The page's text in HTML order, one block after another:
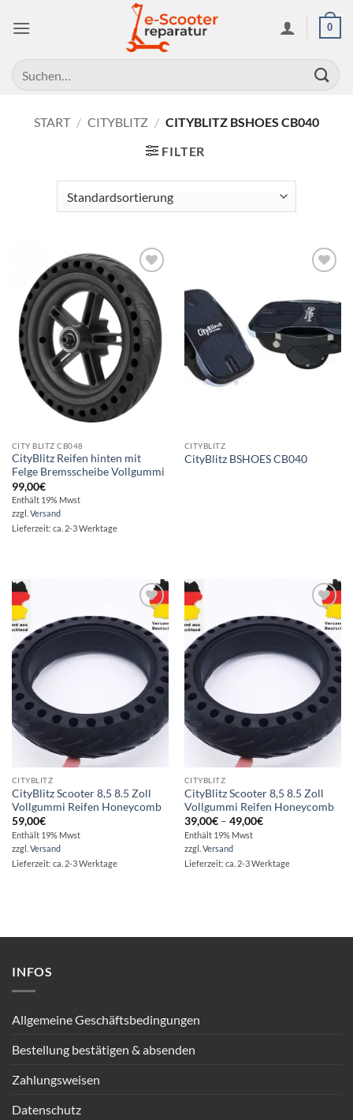
Inhalt
0
Suchen
nach:
START / CITYBLITZ / CITYBLITZ BSHOES CB040
FILTER
Auf die
Wunschliste
CITY BLITZ CB048
CityBlitz Reifen hinten mit
Felge Bremsscheibe Vollgummi
99,00€
Enthält 19% Mwst
zzgl. Versand
Lieferzeit: ca. 2-3 Werktage
CITYBLITZ
CityBlitz BSHOES CB040
Auf die
Wunschliste
CITYBLITZ
CityBlitz Scooter 8,5 8.5 Zoll
Vollgummi Reifen Honeycomb
59,00€
Enthält 19% Mwst
zzgl. Versand
Lieferzeit: ca. 2-3 Werktage
Auf die
Wunschliste
CITYBLITZ
CityBlitz Scooter 8,5 8.5 Zoll
Vollgummi Reifen Honeycomb
39,00€ – 49,00€Preisspanne:
Enthält 19% Mwst
zzgl. Versand
Lieferzeit: ca. 2-3 Werktage
INFOS
Allgemeine Geschäftsbedingungen
Bestellung bestätigen & absenden
Zahlungsweisen
Datenschutz